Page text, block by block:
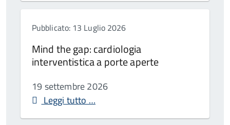
Pubblicato: 13 Luglio 2026
Mind the gap: cardiologia
interventistica a porte aperte
19 settembre 2026
Leggi tutto …